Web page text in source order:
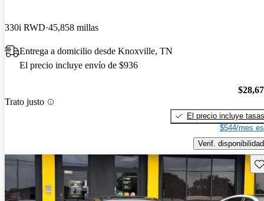
330i RWD 45,858 millas
Entrega a domicilio desde Knoxville, TN
El precio incluye envío de $936
Trato justo
El precio incluye tasas
$544/mes
Verif. disponibilidad